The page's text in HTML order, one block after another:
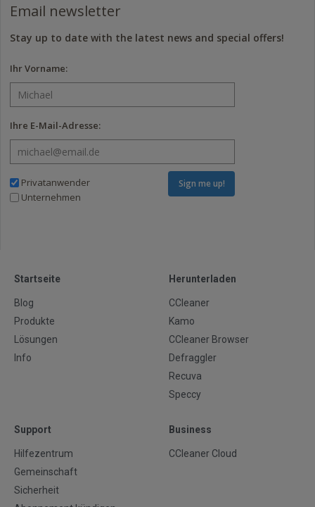
Email newsletter
Stay up to date with the latest news and special offers!
Ihr Vorname:
Ihre E-Mail-Adresse:
Sign me up!
Privatanwender
Unternehmen
Startseite
Blog
Produkte
Lösungen
Info
Herunterladen
CCleaner
Kamo
CCleaner Browser
Defraggler
Recuva
Speccy
Support
Hilfezentrum
Gemeinschaft
Sicherheit
Business
CCleaner Cloud